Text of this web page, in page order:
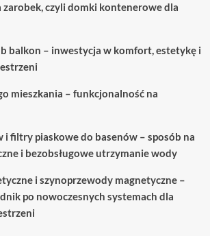
zarobek, czyli domki kontenerowe dla
balkon – inwestycja w komfort, estetykę i
mieszkania – funkcjonalność na
i filtry piaskowe do basenów – sposób na
i bezobsługowe utrzymanie wody
i szynoprzewody magnetyczne –
po nowoczesnych systemach dla